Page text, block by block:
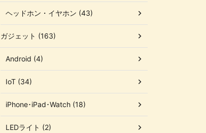
ヘッドホン・イヤホン (43)
ガジェット (163)
Android (4)
IoT (34)
iPhone･iPad･Watch (18)
LEDライト (2)